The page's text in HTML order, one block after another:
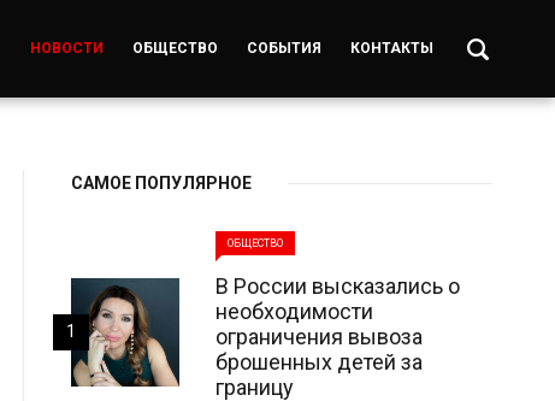
НОВОСТИ ОБЩЕСТВО СОБЫТИЯ КОНТАКТЫ
САМОЕ ПОПУЛЯРНОЕ
ОБЩЕСТВО
В России высказались о
необходимости
ограничения вывоза
брошенных детей за
границу
1